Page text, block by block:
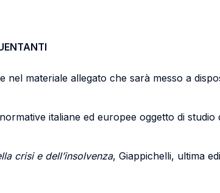
nel materiale allegato che sarà messo a
italiane ed europee oggetto di studio
crisi e dell’insolvenza, Giappichelli, ultima